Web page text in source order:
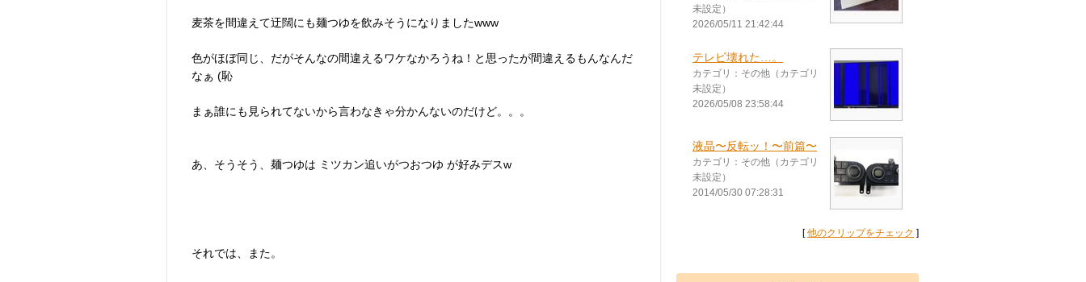
麦茶を間違えて迂闊にも麺つゆを飲みそうになりましたwww
色がほぼ同じ、だがそんなの間違えるワケなかろうね！と思ったが間違えるもんなんだ
なぁ (恥
まぁ誰にも見られてないから言わなきゃ分かんないのだけど。。。
あ、そうそう、麺つゆは ミツカン追いがつおつゆ が好みデスw
それでは、また。
未設定）
2026/05/11 21:42:44
テレビ壊れた…。
カテゴリ：その他（カテゴリ
未設定）
2026/05/08 23:58:44
液晶〜反転ッ！〜前篇〜
カテゴリ：その他（カテゴリ
未設定）
2014/05/30 07:28:31
[他のクリップをチェック ]